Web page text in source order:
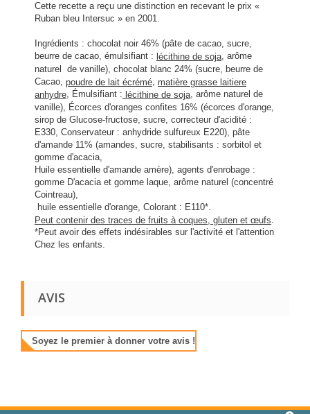
Cette recette a reçu une distinction en recevant le prix «
Ruban bleu Intersuc » en 2001.
Ingrédients : chocolat noir 46% (pâte de cacao, sucre,
beurre de cacao, émulsifiant : lécithine de soja, arôme
naturel de vanille), chocolat blanc 24% (sucre, beurre de
Cacao, poudre de lait écrémé matière grasse laitiere
anhydre, Émulsifiant : lécithine de soja, arôme naturel de
vanille), Écorces d'oranges confites 16% (écorces d'orange,
sirop de Glucose-fructose, sucre, correcteur d'acidité :
E330, Conservateur : anhydride sulfureux E220), pâte
d'amande 11% (amandes, sucre, stabilisants : sorbitol et
gomme d'acacia,
Huile essentielle d'amande amère), agents d'enrobage :
gomme D'acacia et gomme laque, arôme naturel (concentré
Cointreau),
huile essentielle d'orange, Colorant : E110*.
Peut contenir des traces de fruits à coques, gluten et œufs
*Peut avoir des effets indésirables sur l'activité et l'attention
Chez les enfants.
AVIS
Soyez le premier à donner votre avis !